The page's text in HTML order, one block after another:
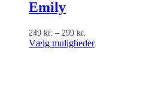
Emily
249 kr. – 299 kr.
249 kr.
til
Vælg mulighederDette